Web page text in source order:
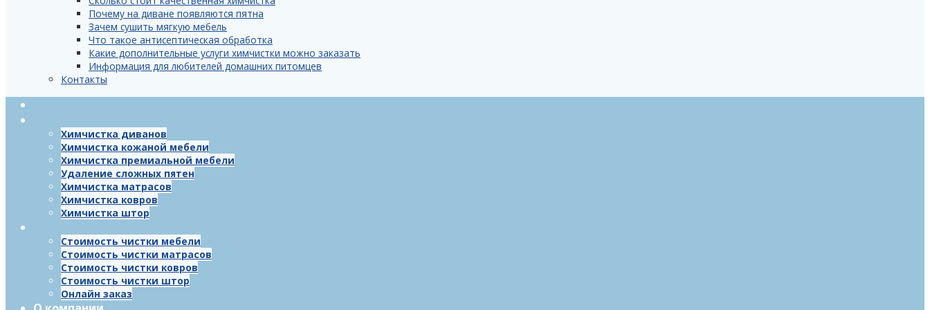
Почему на диване появляются пятна
Зачем сушить мягкую мебель
Что такое антисептическая обработка
Какие дополнительные услуги химчистки можно заказать
Информация для любителей домашних питомцев
Контакты
Химчистка диванов
Химчистка кожаной мебели
Химчистка премиальной мебели
Удаление сложных пятен
Химчистка матрасов
Химчистка ковров
Химчистка штор
Стоимость чистки мебели
Стоимость чистки матрасов
Стоимость чистки ковров
Стоимость чистки штор
Онлайн заказ